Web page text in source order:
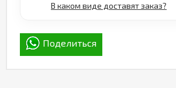
В каком виде доставят заказ?
Поделиться